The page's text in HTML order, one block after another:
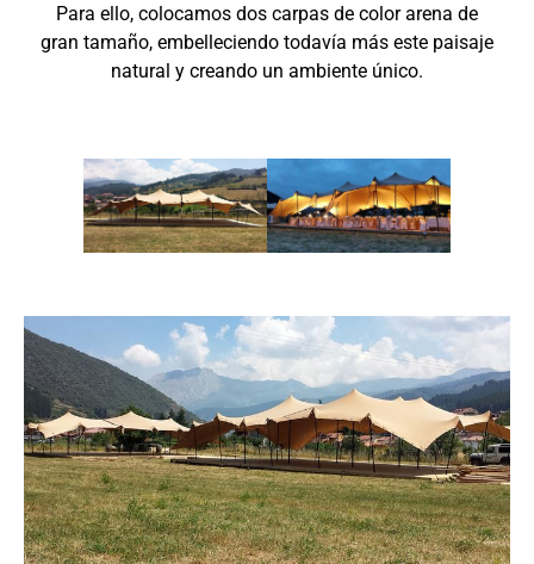
Para ello, colocamos dos carpas de color arena de
gran tamaño, embelleciendo todavía más este paisaje
natural y creando un ambiente único.